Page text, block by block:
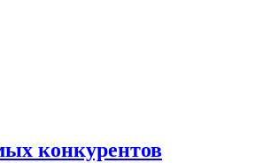
конкурентов